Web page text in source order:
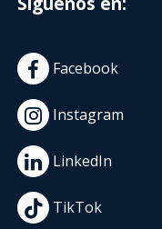
Facebook
Instagram
LinkedIn
TikTok